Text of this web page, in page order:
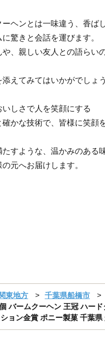
ヘンとは一味違う、香ば
驚きと会話を運びます。
や、親しい友人との語らい
えてみてはいかがでしょう
しさで人を笑顔にする
かな技術で、皆様に笑顔
すような、温かみのある
元へお届けします。
東地方 千葉県船橋市
バームクーヘン 王冠 ハー
ョン金賞 ポニー製菓 千葉県